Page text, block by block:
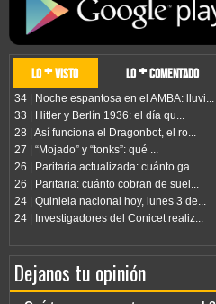
lo + visto lo + comentado
34 | Noche espantosa en el AMBA: lluvi...
33 | Hitler y Berlín 1936: el día qu...
28 | Así funciona el Dragonbot, el ro...
27 | “Mojado” y “tonks”: qué ...
26 | Paritaria actualizada: cuánto ga...
26 | Paritaria: cuánto cobran de suel...
24 | Quiniela nacional hoy, lunes 3 de...
24 | Investigadores del Conicet realiz...
Dejanos tu opinión